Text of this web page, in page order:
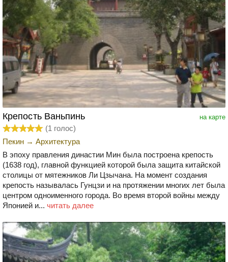
на карте
Крепость Ваньпинь
(1 голос)
Пекин → Архитектура
В эпоху правления династии Мин была построена крепость
(1638 год), главной функцией которой была защита китайской
столицы от мятежников Ли Цзычана. На момент создания
крепость называлась Гунцзи и на протяжении многих лет была
центром одноименного города. Во время второй войны между
Японией и... читать далее